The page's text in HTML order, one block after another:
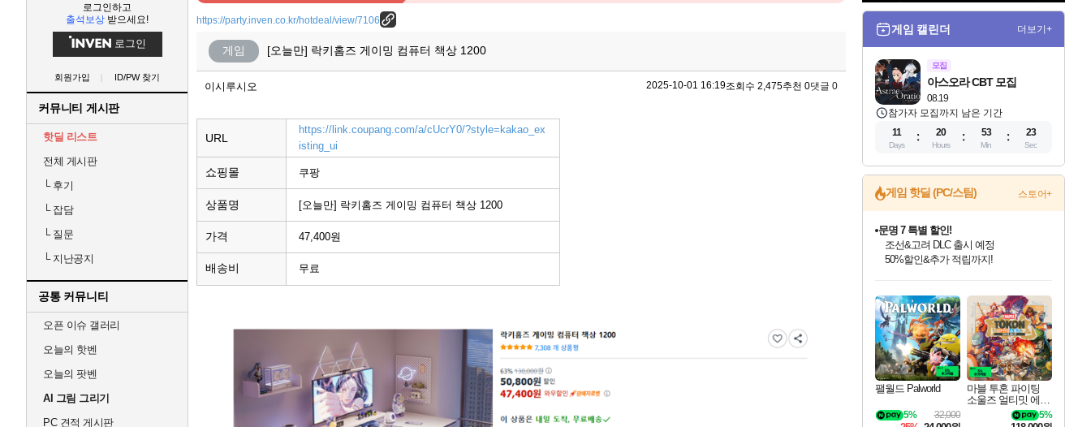
로그인하고
출석보상 받으세요!
로그인
회원가입 ID/PW 찾기
커뮤니티 게시판
핫딜 리스트
전체 게시판
└후기
└잡담
└질문
└지난공지
공통 커뮤니티
오픈 이슈 갤러리
오늘의 핫벤
오늘의 팟벤
AI 그림 그리기
PC 견적 게시판
https://party.inven.co.kr/hotdeal/view/7106
게임 [오늘만] 락키홈즈 게이밍 컴퓨터 책상 1200
이시루시오 2025-10-01 16:19조회수 2,475추천 0댓글 0
URL
https://link.coupang.com/a/cUcrY0/?style=kakao_ex
isting_ui
쇼핑몰 쿠팡
상품명 [오늘만] 락키홈즈 게이밍 컴퓨터 책상 1200
가격 47,400원
배송비 무료
게임 캘린더 더보기+
모집
08.19
아스오라 CBT 모집
참가자 모집까지 남은 기간
11
Days
20
Hours
53
Min
22
Sec
게임 핫딜 (PC/스팀) 스토어+
최대 90% 할인가를 만나보세요!
네이버혜택과 함께 만나보세요!
문명 7 특별 할인!
조선&고려 DLC 출시 예정
50%할인&추가 적립까지!
네이버 포인트 혜택까지!
이니&베니 혜택까지!
네이버 혜택가와 함께 예약하세요!
할인&네이버혜택으로 만나보세요!
네이버페이 혜택과 만나보세요!
40주년 프로모션으로 만나보세요!
할인가에 만나보세요!
일부 에디션 상시 할인!
혜택으로 예약 판매 중
편안하게 충전하세요
팰월드 Palworld
32,000
5%
마블 투혼 파이팅
소울즈 얼티밋 에디
션 MARVEL Tokon
Fighting Souls Ultima
5%